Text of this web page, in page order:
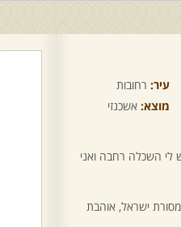
עיר: רחובות
מוצא: אשכנזי
לי השכלה רחבה ואני
ישראל, אוהבת